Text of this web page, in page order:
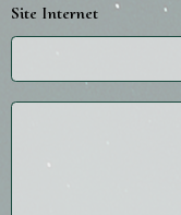
Site Internet